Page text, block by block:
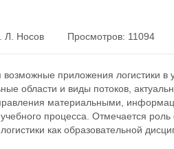
Л. Носов Просмотров: 11094
возможные приложения логистики в
области и виды потоков,
материальными,
процесса. Отмечается роль
как образовательной